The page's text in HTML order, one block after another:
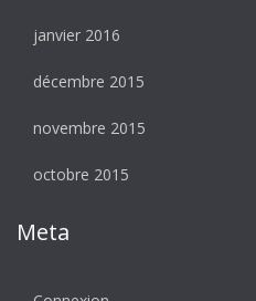
janvier 2016
décembre 2015
novembre 2015
octobre 2015
Meta